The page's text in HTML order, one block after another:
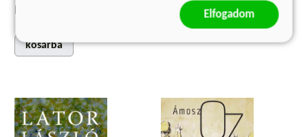
Eredeti ár:
kosárba
kosárba
Elfogadom